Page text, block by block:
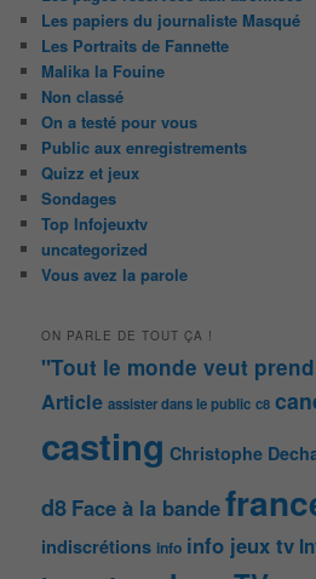
Les papiers du journaliste Masqué
Les Portraits de Fannette
Malika la Fouine
Non classé
On a testé pour vous
Public aux enregistrements
Quizz et jeux
Sondages
Top Infojeuxtv
uncategorized
Vous avez la parole
ON PARLE DE TOUT ÇA !
"Tout le monde veut
Article assister dans le public c8
casting Christophe
d8 Face à la bande
indiscrétions info info jeux tv